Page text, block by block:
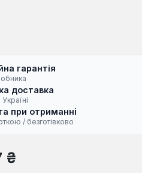
гарантія
доставка
при отриманні
/ безготівково
₴